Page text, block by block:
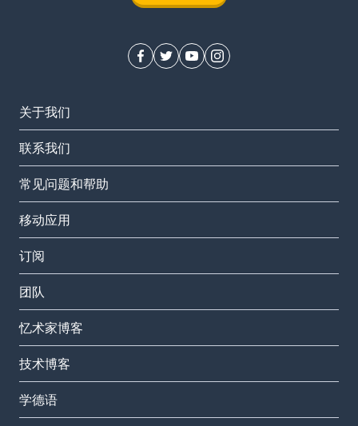
关于我们
联系我们
常见问题和帮助
移动应用
订阅
团队
忆术家博客
技术博客
学德语